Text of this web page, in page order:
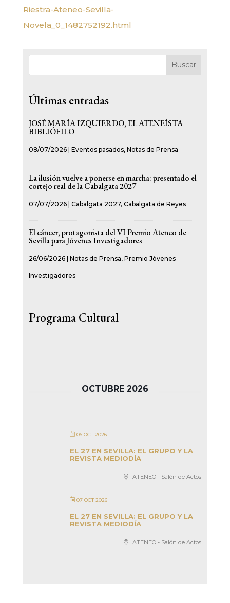
Riestra-Ateneo-Sevilla-
Novela_0_1482752192.html
Buscar
Últimas entradas
JOSÉ MARÍA IZQUIERDO, EL ATENEÍSTA
BIBLIÓFILO
08/07/2026| Eventos pasados, Notas de Prensa
La ilusión vuelve a ponerse en marcha: presentado el
cortejo real de la Cabalgata 2027
07/07/2026| Cabalgata 2027, Cabalgata de Reyes
El cáncer, protagonista del VI Premio Ateneo de
Sevilla para Jóvenes Investigadores
26/06/2026| Notas de Prensa, Premio Jóvenes
Investigadores
Programa Cultural
OCTUBRE 2026
06 OCT 2026
EL 27 EN SEVILLA: EL GRUPO Y LA
REVISTA MEDIODÍA
ATENEO - Salón de Actos
07 OCT 2026
EL 27 EN SEVILLA: EL GRUPO Y LA
REVISTA MEDIODÍA
ATENEO - Salón de Actos